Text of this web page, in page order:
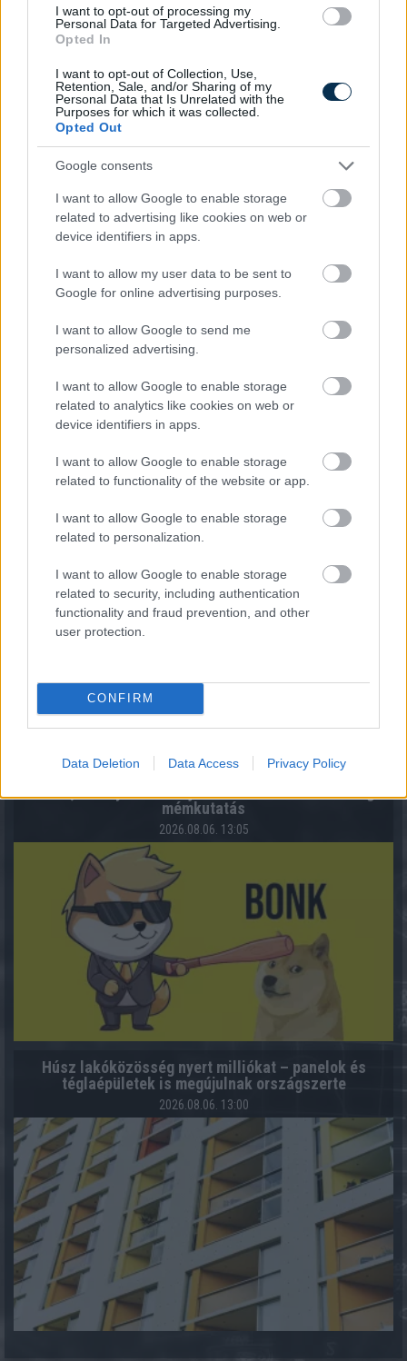
I want to opt-out of processing my
Personal Data for Targeted Advertising.
Opted In
I want to opt-out of Collection, Use,
Retention, Sale, and/or Sharing of my
Personal Data that Is Unrelated with the
Purposes for which it was collected.
Opted Out
Google consents
I want to allow Google to enable storage
related to advertising like cookies on web or
device identifiers in apps.
I want to allow my user data to be sent to
Google for online advertising purposes.
I want to allow Google to send me
personalized advertising.
I want to allow Google to enable storage
related to analytics like cookies on web or
device identifiers in apps.
I want to allow Google to enable storage
related to functionality of the website or app.
I want to allow Google to enable storage
related to personalization.
I want to allow Google to enable storage
related to security, including authentication
functionality and fraud prevention, and other
user protection.
CONFIRM
Data Deletion Data Access Privacy Policy
Magyar infláció 2026 július - rekord alacsony szinten a
2026.08.07. 09:28
A hazai vegyipar 200 MW-al csökkentette
2026.08.06. 13:32
mémkutatás
2026.08.06. 13:05
Húsz lakóközösség nyert milliókat – panelok és
téglaépületek is megújulnak országszerte
2026.08.06. 13:00